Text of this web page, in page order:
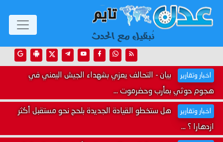
اخبار وتقارير بيان - التحالف يعزي بشهداء الجيش اليمني في
هجوم حوثي بمأرب وحضرموت ...
اخبار وتقارير هل ستخطو القيادة الجديدة بلحج نحو مستقبل أكثر
ازدهارا ؟ ...